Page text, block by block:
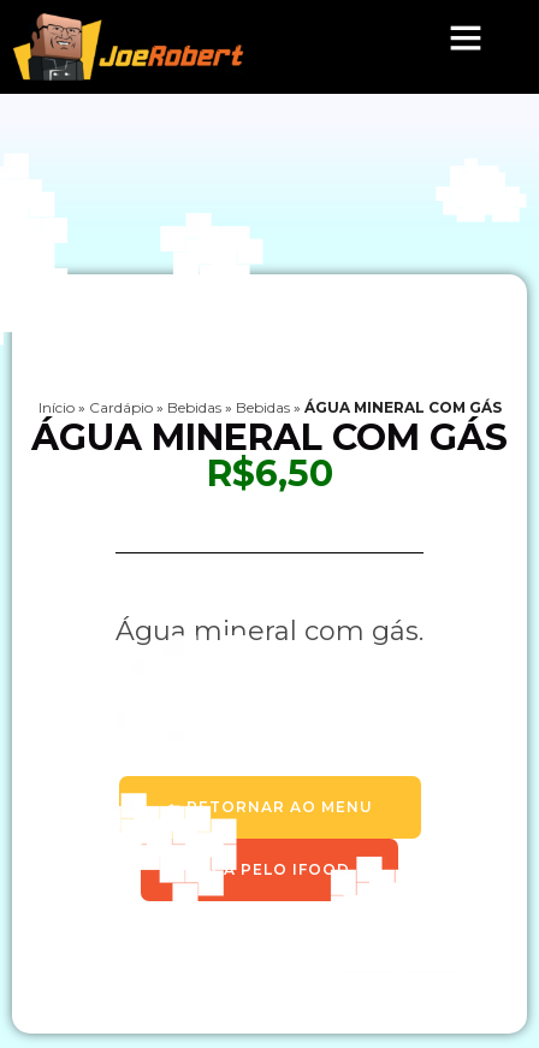
Início» Cardápio» Bebidas» Bebidas» ÁGUA MINERAL COM GÁS
ÁGUA MINERAL COM GÁS
R$6,50
Água mineral com gás.
🠔 RETORNAR AO MENU
PEÇA PELO IFOOD